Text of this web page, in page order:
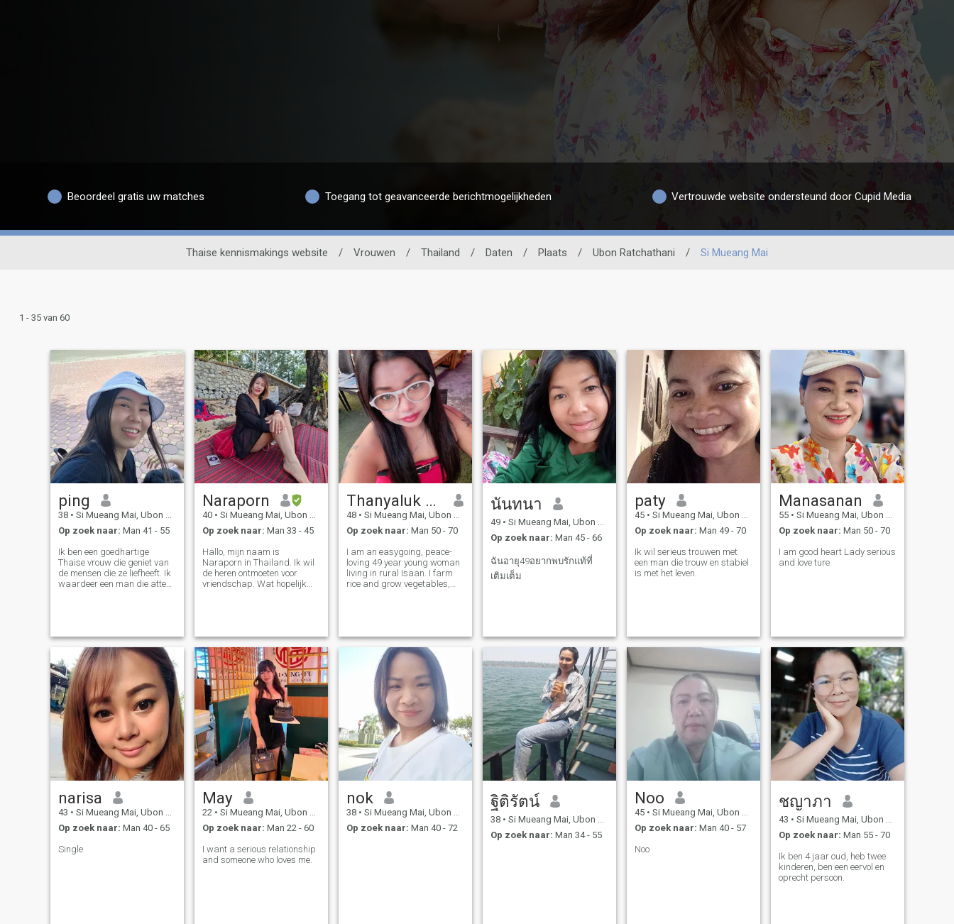
Beoordeel gratis uw matches Toegang tot geavanceerde berichtmogelijkheden Vertrouwde website ondersteund door Cupid Media
Thaise kennismakings website / Vrouwen / Thailand / Daten / Plaats / Ubon Ratchathani / Si Mueang Mai
1 - 35 van 60
ping
38 • Si Mueang Mai, Ubon Ratchathani, Thailand
Op zoek naar: Man 41 - 55
Ik ben een goedhartige
Thaise vrouw die geniet van
de mensen die ze liefheeft. Ik
waardeer een man die attent
om verzorgd te worden.
Laten we elkaar verwennen
met liefde, lachen en een
kleine verrassing. Die een
eenvoudig leven leidt, casual
gekleed is en niet opzichtig.
Ik ben een positief denkende
vrouw en kan een beetje
grappig zijn. I don't like pub
parties, but I prefer
restaurants or street food
because I enjoy eating food.
Ik hou niet van pubfeesten,
maar ik heb liever
omdat ik Ik rook nooit en heb
geen tatoeages. Ik kan
alcohol drinken, maar ik hou
er niet echt van. Ik kan koken,
professional. Ik ben altijd
Naraporn
40 • Si Mueang Mai, Ubon Ratchathani, Thailand
Op zoek naar: Man 33 - 45
Hallo, mijn naam is
Naraporn in Thailand. Ik wil
de heren ontmoeten voor
vriendschap. Wat hopelijk
geïnteresseerd bent in het
leren kennen van mij en het
ontwikkelen van een relatie
met een zorgzame Thaise
vrouw. Neem gerust contact
op.
Thanyaluk Prathumchai
48 • Si Mueang Mai, Ubon Ratchathani, Thailand
Op zoek naar: Man 50 - 70
I am an easygoing, peace-
loving 49 year young woman
living in rural Isaan. I farm
rice and grow vegetables,
long term relationship,
นันทนา
49 • Si Mueang Mai, Ubon Ratchathani, Thailand
Op zoek naar: Man 45 - 66
ฉันอายุ49อยากพบรักแท้ที่
เติมเต็ม
paty
45 • Si Mueang Mai, Ubon Ratchathani, Thailand
Op zoek naar: Man 49 - 70
Ik wil serieus trouwen met
een man die trouw en stabiel
is met het leven.
Manasanan
55 • Si Mueang Mai, Ubon Ratchathani, Thailand
Op zoek naar: Man 50 - 70
I am good heart Lady serious
and love ture
narisa
43 • Si Mueang Mai, Ubon Ratchathani, Thailand
Op zoek naar: Man 40 - 65
Single
May
22 • Si Mueang Mai, Ubon Ratchathani, Thailand
Op zoek naar: Man 22 - 60
I want a serious relationship
and someone who loves me.
nok
38 • Si Mueang Mai, Ubon Ratchathani, Thailand
Op zoek naar: Man 40 - 72
ฐิติรัตน์
38 • Si Mueang Mai, Ubon Ratchathani, Thailand
Op zoek naar: Man 34 - 55
Noo
45 • Si Mueang Mai, Ubon Ratchathani, Thailand
Op zoek naar: Man 40 - 57
Noo
ชญาภา
43 • Si Mueang Mai, Ubon Ratchathani, Thailand
Op zoek naar: Man 55 - 70
Ik ben 4 jaar oud, heb twee
kinderen, ben een eervol en
oprecht persoon.